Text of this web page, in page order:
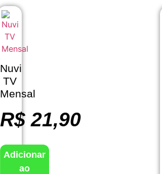
Nuvi
TV
Mensal
R$21,90
Adicionar
ao